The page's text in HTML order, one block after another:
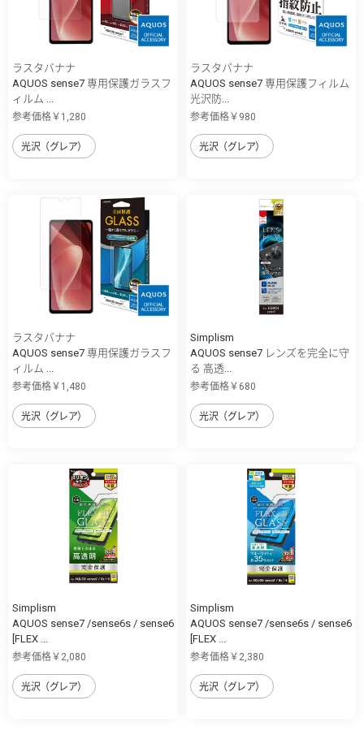
ラスタバナナ
AQUOS sense7 専用保護ガラスフ
ィルム ...
参考価格￥1,280
光沢（グレア）
ラスタバナナ
AQUOS sense7 専用保護フィルム
光沢防...
参考価格￥980
光沢（グレア）
ラスタバナナ
AQUOS sense7 専用保護ガラスフ
ィルム ...
参考価格￥1,480
光沢（グレア）
Simplism
AQUOS sense7 レンズを完全に守
る 高透...
参考価格￥680
光沢（グレア）
Simplism
AQUOS sense7 /sense6s / sense6
[FLEX ...
参考価格￥2,080
光沢（グレア）
Simplism
AQUOS sense7 /sense6s / sense6
[FLEX ...
参考価格￥2,380
光沢（グレア）